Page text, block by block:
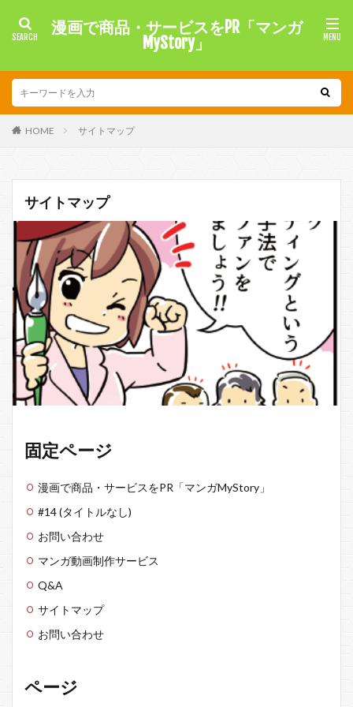
漫画で商品・サービスをPR「マンガ
MyStory」
HOME サイトマップ
サイトマップ
固定ページ
漫画で商品・サービスをPR「マンガMyStory」
#14 (タイトルなし)
お問い合わせ
マンガ動画制作サービス
Q&A
サイトマップ
お問い合わせ
ページ